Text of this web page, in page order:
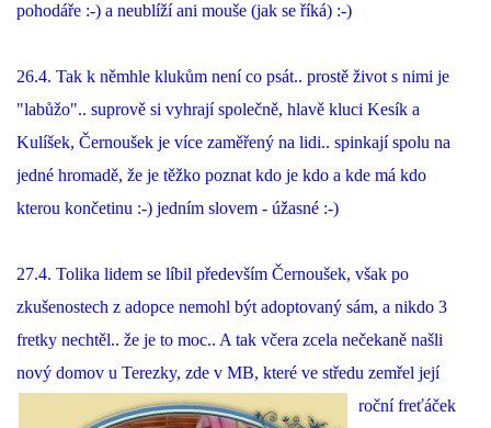
pohodáře :-) a neublíží ani mouše (jak se říká) :-)
26.4. Tak k němhle klukům není co psát.. prostě život s nimi je
"labůžo".. suprově si vyhrají společně, hlavě kluci Kesík a
Kulíšek, Černoušek je více zaměřený na lidi.. spinkají spolu na
jedné hromadě, že je těžko poznat kdo je kdo a kde má kdo
kterou končetinu :-) jedním slovem - úžasné :-)
27.4. Tolika lidem se líbil především Černoušek, však po
zkušenostech z adopce nemohl být adoptovaný sám, a nikdo 3
fretky nechtěl.. že je to moc.. A tak včera zcela nečekaně našli
nový domov u Terezky, zde v MB, které ve středu zemřel její
roční freťáček